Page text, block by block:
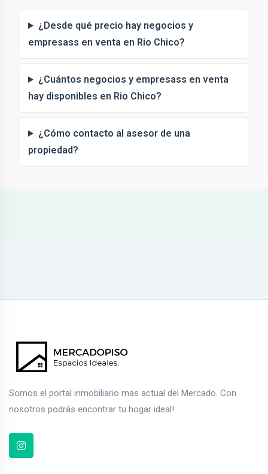
¿Desde qué precio hay negocios y
empresass en venta en Rio Chico?
¿Cuántos negocios y empresass en venta
hay disponibles en Rio Chico?
¿Cómo contacto al asesor de una
propiedad?
Somos el portal inmobiliario mas actual del Mercado. Con
nosotros podrás encontrar tu hogar ideal!